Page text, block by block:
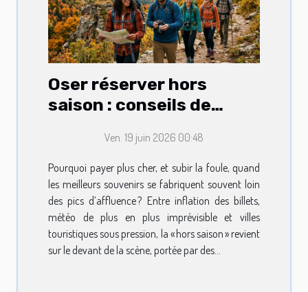
Oser réserver hors
saison : conseils de
Ven. 19 juin 2026 00:48
Pourquoi payer plus cher, et subir la foule, quand
les meilleurs souvenirs se fabriquent souvent loin
des pics d’affluence ? Entre inflation des billets,
météo de plus en plus imprévisible et villes
touristiques sous pression, la « hors saison » revient
sur le devant de la scène, portée par des...